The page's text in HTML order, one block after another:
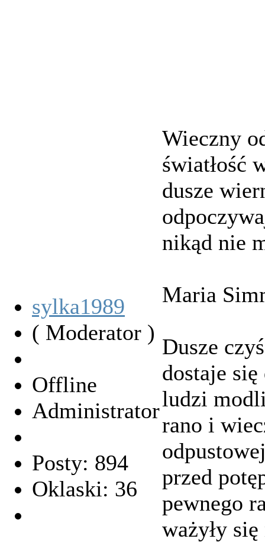
sylka1989
( Moderator )
Offline
Administrator
Posty: 894
Oklaski: 36
Wieczny
światłość
dusze
nikąd nie
Maria
Dusze
dostaje się
ludzi
rano i
przed
pewnego
ważyły